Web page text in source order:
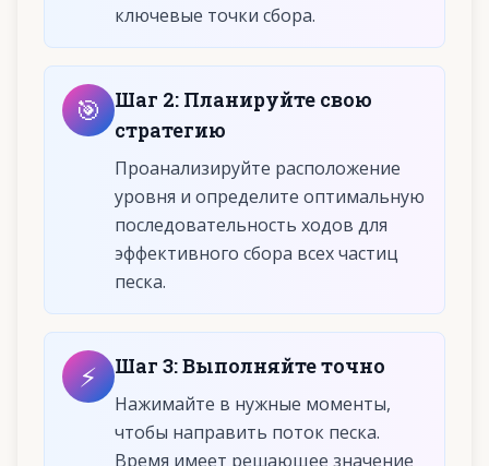
ключевые точки сбора.
🎯 Шаг 2: Планируйте свою
стратегию
Проанализируйте расположение
уровня и определите оптимальную
последовательность ходов для
эффективного сбора всех частиц
песка.
⚡ Шаг 3:Выполняйте точно
Нажимайте в нужные моменты,
чтобы направить поток песка.
Время имеет решающее значение